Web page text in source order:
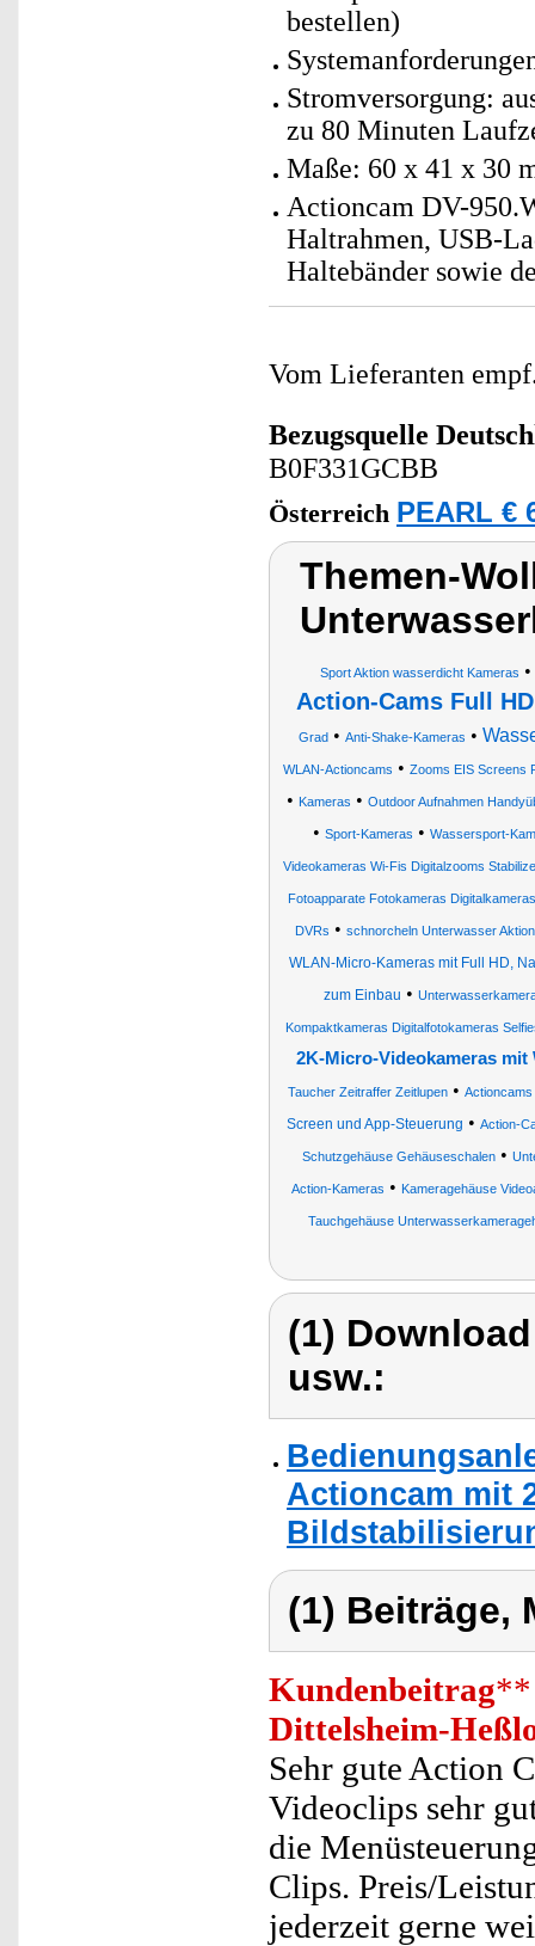
bestellen)
Stromversorgung:
zu 80 Minuten
Maße: 60 x 41 x 30
Actioncam DV-
Haltrahmen, USB-
Haltebänder sowie
Vom Lieferanten
Bezugsquelle
B0F331GCBB
Österreich PEARL €
Themen-
Sport Aktion wasserdicht Kameras •
Action-Cams Full HD
Grad• Anti-Shake-Kameras •
WLAN-Actioncams • Zooms EIS Screens
• Kameras • Outdoor Aufnahmen
• Sport-Kameras • Wassersport-
Videokameras Wi-Fis Digitalzooms
Fotoapparate Fotokameras
DVRs • schnorcheln Unterwasser
WLAN-Micro-Kameras mit Full HD,
zum Einbau •
Kompaktkameras Digitalfotokameras
2K-Micro-Videokameras mit
Taucher Zeitraffer Zeitlupen• Actioncams
Screen und App-Steuerung • Action-
Schutzgehäuse Gehäuseschalen •
Action-Kameras • Kameragehäuse
Tauchgehäuse
(1)
usw.:
Actioncam mit
(1) Beiträge,
Kundenbeitrag**
Dittelsheim-
Sehr gute Action
Videoclips sehr
die
Clips. Preis/
jederzeit gerne